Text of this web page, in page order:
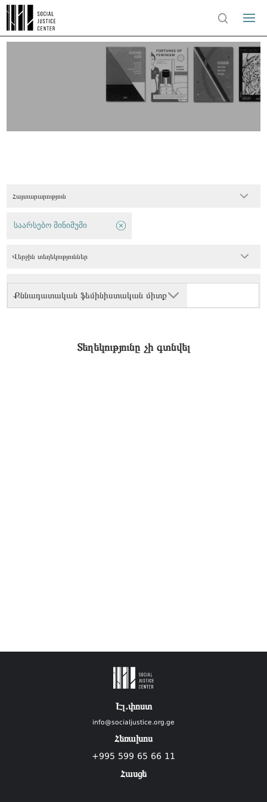
Հայտարարություն
Քննադատական ֆեմինիստական միտք
საარსებო მინიმუმი
Վերջին տեղեկություններ
Տեղեկությունը չի գտնվել
Էլ.փոստ
info@socialjustice.org.ge
Հեռախոս
+995 599 65 66 11
Հասցե